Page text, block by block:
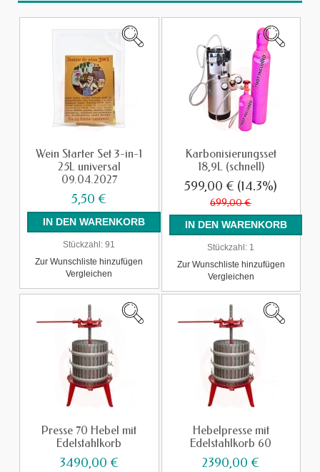
Wein Starter Set 3-in-1
25L universal
09.04.2027
5,50 €
Stückzahl: 91
Zur Wunschliste hinzufügen
Vergleichen
Karbonisierungsset
18,9L (schnell)
599,00 € (14.3%)
699,00 €
Stückzahl: 1
Zur Wunschliste hinzufügen
Vergleichen
Presse 70 Hebel mit
Edelstahlkorb
3490,00 €
Hebelpresse mit
Edelstahlkorb 60
2390,00 €